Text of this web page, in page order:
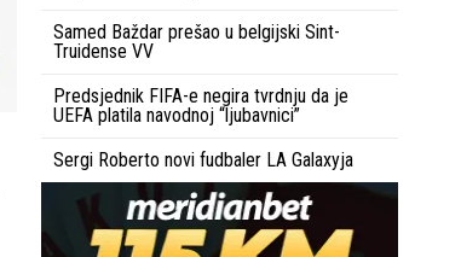
Samed Baždar prešao u belgijski Sint-
Truidense VV
Predsjednik FIFA-e negira tvrdnju da je
UEFA platila navodnoj “ljubavnici”
Sergi Roberto novi fudbaler LA Galaxyja